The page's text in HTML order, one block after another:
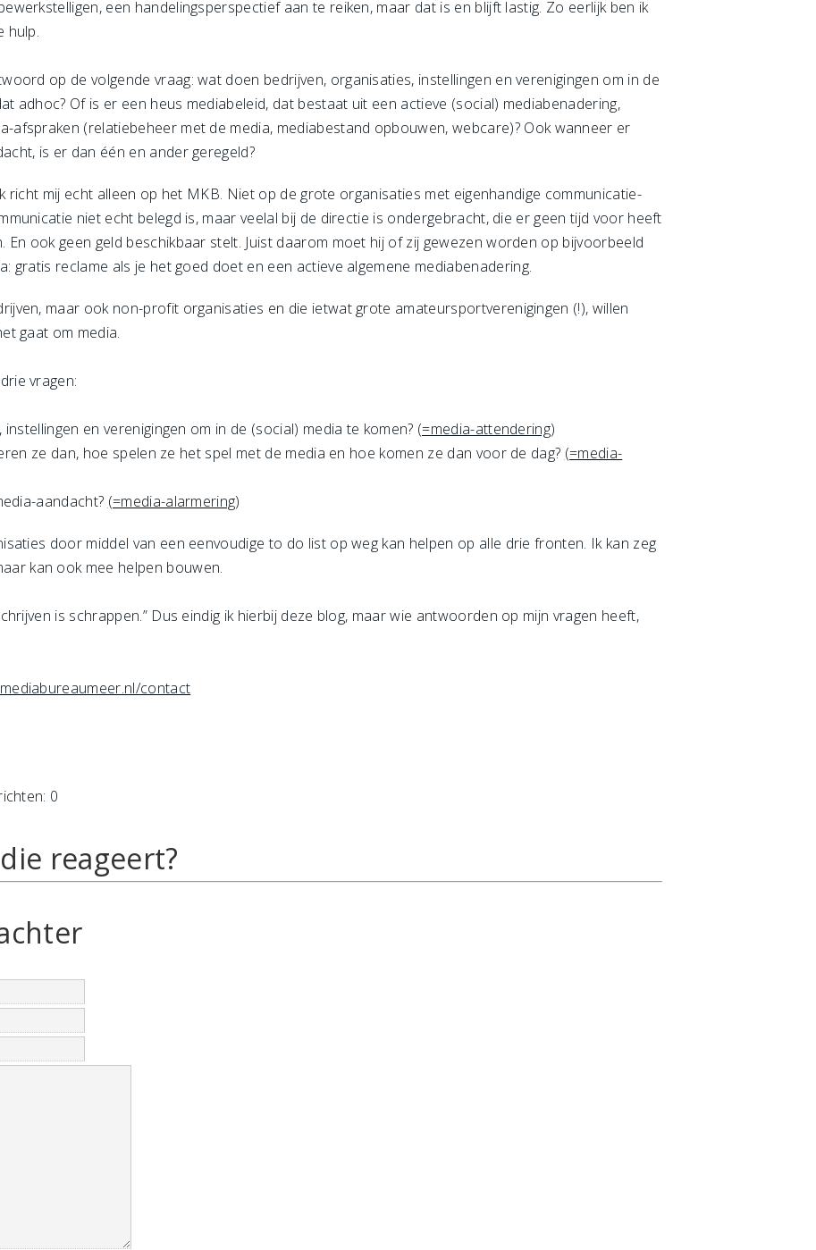
een handelingsperspectief aan te reiken, maar dat is en blijft lastig. Zo eerlijk ben ik
hulp.
op de volgende vraag: wat doen bedrijven, organisaties, instellingen en verenigingen om in de
adhoc? Of is er een heus mediabeleid, dat bestaat uit een actieve (social) mediabenadering,
afspraken (relatiebeheer met de media, mediabestand opbouwen, webcare)? Ook wanneer er
is er dan één en ander geregeld?
richt mij echt alleen op het MKB. Niet op de grote organisaties met eigenhandige communicatie-
niet echt belegd is, maar veelal bij de directie is ondergebracht, die er geen tijd voor heeft
ook geen geld beschikbaar stelt. Juist daarom moet hij of zij gewezen worden op bijvoorbeeld
gratis reclame als je het goed doet en een actieve algemene mediabenadering.
maar ook non-profit organisaties en die ietwat grote amateursportverenigingen (!), willen
gaat om media.
vragen:
en verenigingen om in de (social) media te komen? (=media-attendering)
ze dan, hoe spelen ze het spel met de media en hoe komen ze dan voor de dag? (=media-
aandacht? (=media-alarmering)
door middel van een eenvoudige to do list op weg kan helpen op alle drie fronten. Ik kan zeg
kan ook mee helpen bouwen.
is schrappen.” Dus eindig ik hierbij deze blog, maar wie antwoorden op mijn vragen heeft,
contact
0
reageert?